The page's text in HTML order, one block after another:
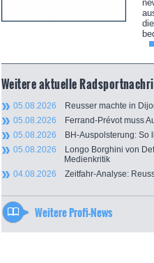
Weitere aktuelle
05.08.2026 Reusser machte in
05.08.2026 Ferrand-Prévot muss
05.08.2026 BH-Auspolsterung: So
05.08.2026 Longo Borghini von
Medienkritik
04.08.2026 Zeitfahr-Analyse:
Weitere Profi-News